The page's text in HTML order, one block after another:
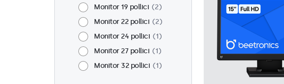
Monitor 19 pollici
2
Monitor 22 pollici
2
Monitor 24 pollici
1
Monitor 27 pollici
1
Monitor 32 pollici
1